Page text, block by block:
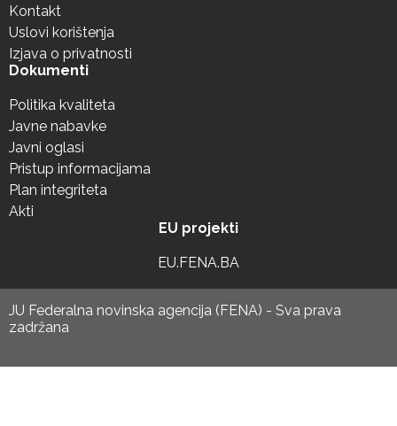
Kontakt
Uslovi korištenja
Izjava o privatnosti
Dokumenti
Politika kvaliteta
Javne nabavke
Javni oglasi
Pristup informacijama
Plan integriteta
Akti
EU projekti
EU.FENA.BA
JU Federalna novinska agencija (FENA) - Sva prava
zadržana